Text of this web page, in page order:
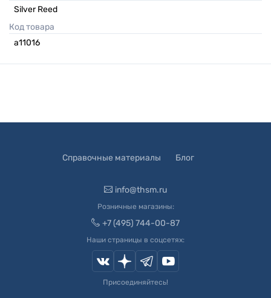
Silver Reed
Код товара
а11016
Справочные материалы Блог
info@thsm.ru
Розничные магазины:
+7 (495) 744-00-87
Наши страницы в соцсетях:
Присоединяйтесь!